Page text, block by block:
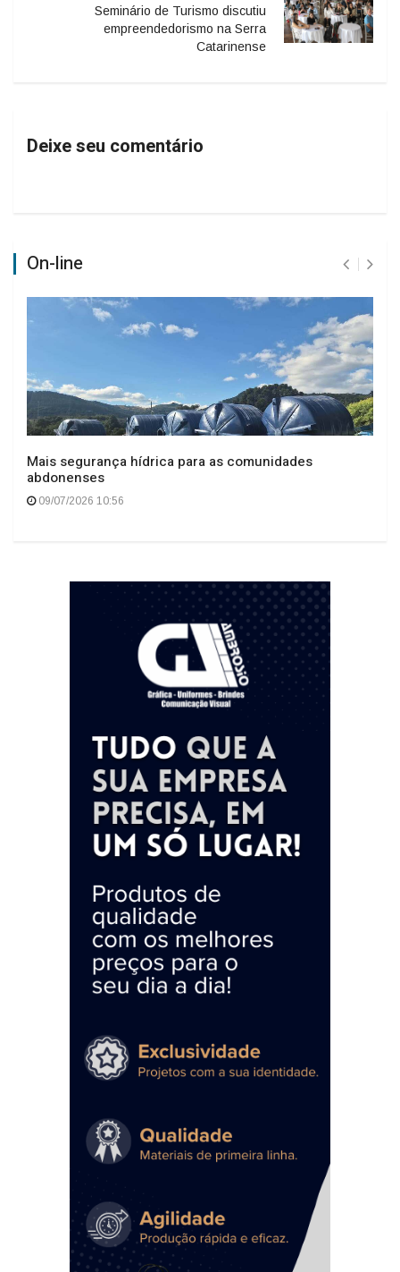
Seminário de Turismo discutiu
empreendedorismo na Serra
Catarinense
Deixe seu comentário
On-line
Mais segurança hídrica para as comunidades
abdonenses
09/07/2026 10:56